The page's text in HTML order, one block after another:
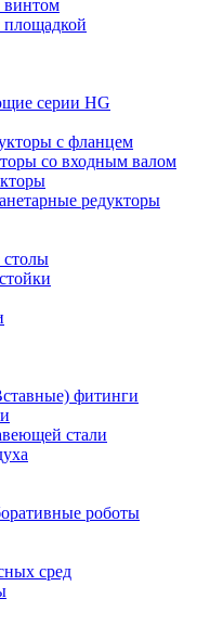
винтом
серии HG
с фланцем
со входным валом
редукторы
столы
фитинги
стали
роботы
сред